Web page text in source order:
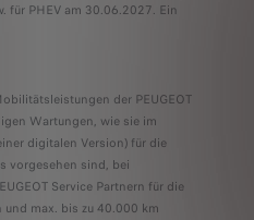
für PHEV am 30.06.2027. Ein
der PEUGEOT
Wartungen, wie sie im
digitalen Version) für die
vorgesehen sind, bei
Service Partnern für die
max. bis zu 40.000 km